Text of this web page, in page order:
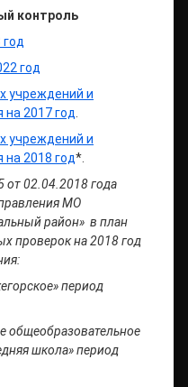
контроль
год
год
учреждений и
на 2017 год
учреждений и
на 2018 год*.
от 02.04.2018 года
МО
район» в план
проверок на 2018 год
период
общеобразовательное
школа» период